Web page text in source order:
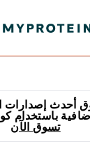
أحدث إصدارات
تسوق الآن